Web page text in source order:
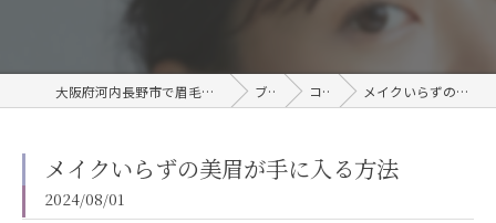
大阪府河内長野市で眉毛タトゥーならwill care サロン ブログ コラム メイクいらずの美眉が手に入る方法
メイクいらずの美眉が手に入る方法
2024/08/01